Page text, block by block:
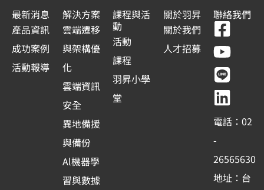
a
t
e
s
最新消息
產品資訊
成功案例
活動報導
解決方案
雲端遷移
與架構優
化
雲端資訊
安全
異地備援
與備份
Al機器學
習與數據
課程與活
動
活動
課程
羽昇小學
堂
關於羽昇
關於我們
人才招募
聯絡我們
F
a
c
e
b
o
o
k
-
Y
o
u
t
u
b
e
L
i
n
e
L
i
n
k
e
d
i
n
電話：02
-
26565630
地址：台